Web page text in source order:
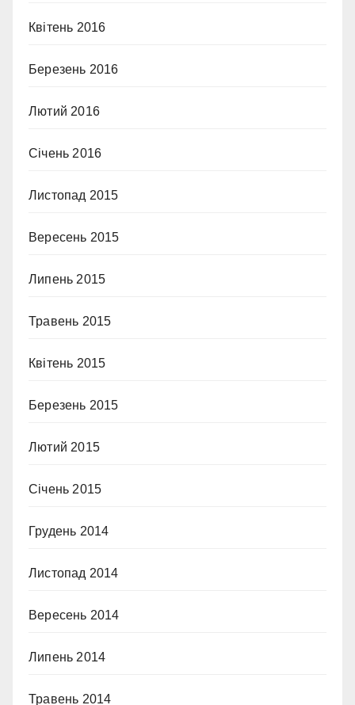
Квітень 2016
Березень 2016
Лютий 2016
Січень 2016
Листопад 2015
Вересень 2015
Липень 2015
Травень 2015
Квітень 2015
Березень 2015
Лютий 2015
Січень 2015
Грудень 2014
Листопад 2014
Вересень 2014
Липень 2014
Травень 2014